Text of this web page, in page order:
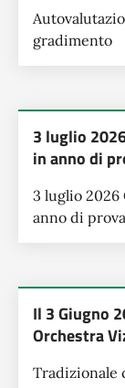
gradimento
3 luglio
in anno di
3 luglio
anno di prova
Il 3 Giugno
Orchestra
Tradizionale